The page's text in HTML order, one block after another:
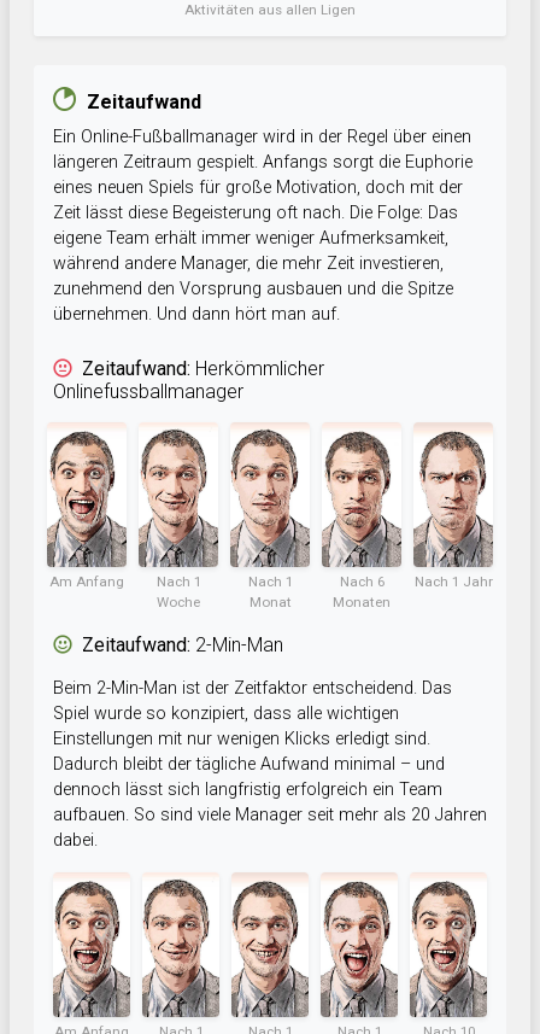
Aktivitäten aus allen Ligen
Zeitaufwand
Ein Online-Fußballmanager wird in der Regel über einen
längeren Zeitraum gespielt. Anfangs sorgt die Euphorie
eines neuen Spiels für große Motivation, doch mit der
Zeit lässt diese Begeisterung oft nach. Die Folge: Das
eigene Team erhält immer weniger Aufmerksamkeit,
während andere Manager, die mehr Zeit investieren,
zunehmend den Vorsprung ausbauen und die Spitze
übernehmen. Und dann hört man auf.
Zeitaufwand: Herkömmlicher
Onlinefussballmanager
Am Anfang
Nach 1
Woche
Nach 1
Monat
Nach 6
Monaten
Nach 1 Jahr
Zeitaufwand: 2-Min-Man
Beim 2-Min-Man ist der Zeitfaktor entscheidend. Das
Spiel wurde so konzipiert, dass alle wichtigen
Einstellungen mit nur wenigen Klicks erledigt sind.
Dadurch bleibt der tägliche Aufwand minimal – und
dennoch lässt sich langfristig erfolgreich ein Team
aufbauen. So sind viele Manager seit mehr als 20 Jahren
dabei.